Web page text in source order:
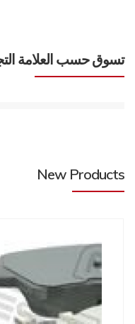
تسوق حسب العلامة
New Products